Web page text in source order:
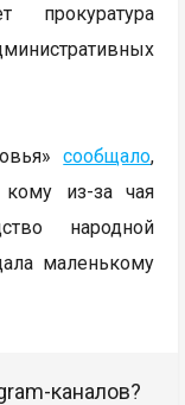
прокуратура
сообщало,
из-за чая
народной
маленькому
каналов?